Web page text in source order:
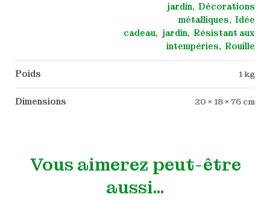
jardin Décorations
métalliques
Idée
cadeau
jardin Résistant aux
intempéries
Rouille
Poids 1 kg
Dimensions 20 × 18 × 76 cm
Vous aimerez peut-être
aussi…